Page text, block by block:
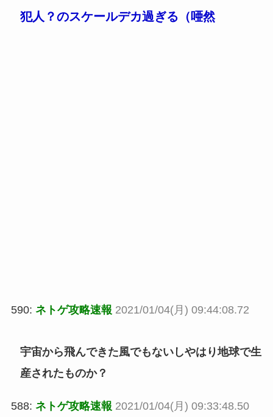
犯人？のスケールデカ過ぎる（唖然
590: ネトゲ攻略速報 2021/01/04(月) 09:44:08.72
宇宙から飛んできた風でもないしやはり地球で生
産されたものか？
588: ネトゲ攻略速報 2021/01/04(月) 09:33:48.50